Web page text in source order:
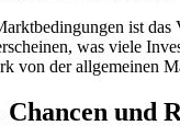
ist
was viele
von der allgemeinen
und